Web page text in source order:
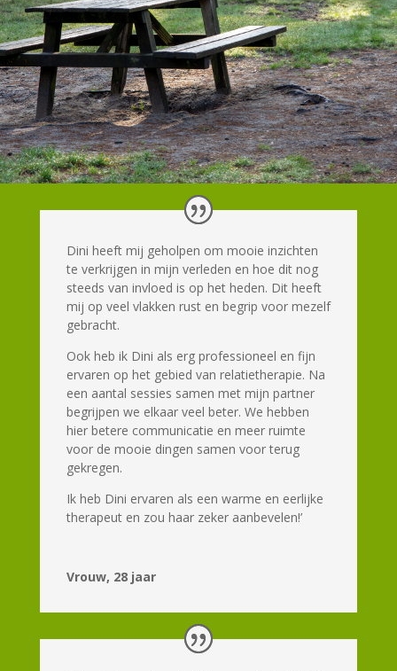
Dini heeft mij geholpen om mooie inzichten
te verkrijgen in mijn verleden en hoe dit nog
steeds van invloed is op het heden. Dit heeft
mij op veel vlakken rust en begrip voor mezelf
gebracht.
Ook heb ik Dini als erg professioneel en fijn
ervaren op het gebied van relatietherapie. Na
een aantal sessies samen met mijn partner
begrijpen we elkaar veel beter. We hebben
hier betere communicatie en meer ruimte
voor de mooie dingen samen voor terug
gekregen.
Ik heb Dini ervaren als een warme en eerlijke
therapeut en zou haar zeker aanbevelen!’
Vrouw, 28 jaar